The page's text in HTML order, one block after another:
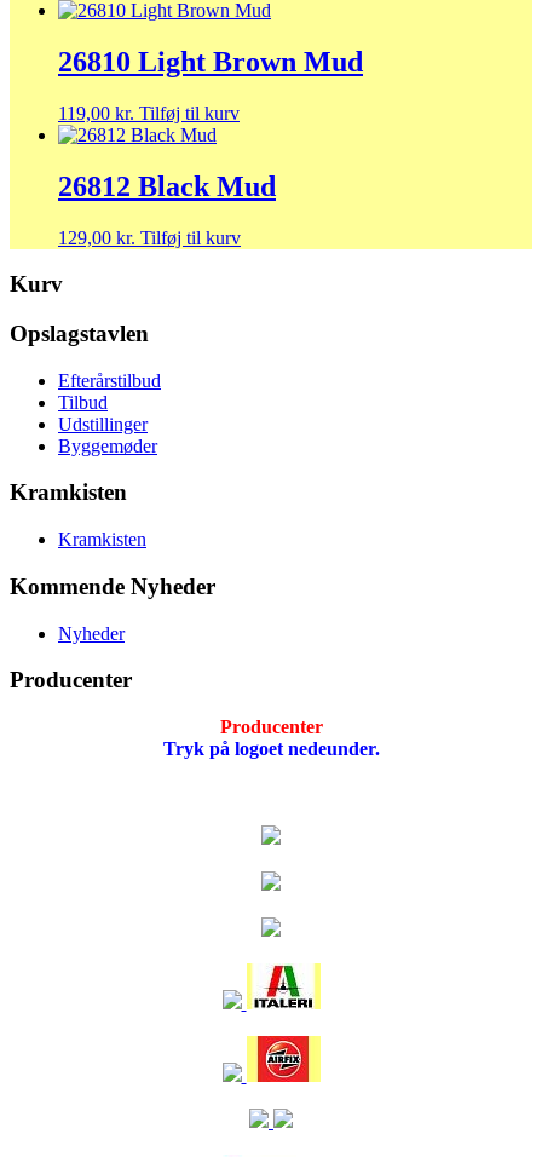
26810 Light Brown Mud
119,00 kr. Tilføj til kurv
26812 Black Mud
129,00 kr. Tilføj til kurv
Kurv
Opslagstavlen
Efterårstilbud
Tilbud
Udstillinger
Byggemøder
Kramkisten
Kramkisten
Kommende Nyheder
Nyheder
Producenter
Producenter
Tryk på logoet nedeunder.